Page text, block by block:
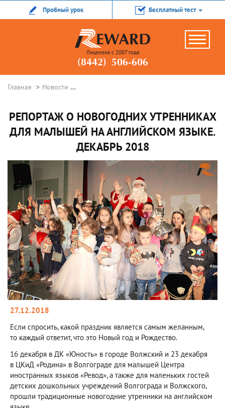
Пробный урок Бесплатный тест
Лицензия с 2007 года
(8442) 506-606
Главная Новости
РЕПОРТАЖ О НОВОГОДНИХ УТРЕННИКАХ
ДЛЯ МАЛЫШЕЙ НА АНГЛИЙСКОМ ЯЗЫКЕ.
ДЕКАБРЬ 2018
27.12.2018
Если спросить, какой праздник является самым желанным,
то каждый ответит, что это Новый год и Рождество.
16 декабря в ДК «Юность» в городе Волжский и 23 декабря
в ЦКиД «Родина» в Волгограде для малышей Центра
иностранных языков «Ревод», а также для маленьких гостей
детских дошкольных учреждений Волгограда и Волжского,
прошли традиционные новогодние утренники на английском